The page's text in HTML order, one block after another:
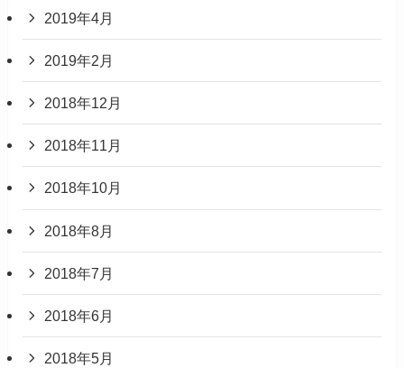
2019年4月
2019年2月
2018年12月
2018年11月
2018年10月
2018年8月
2018年7月
2018年6月
2018年5月